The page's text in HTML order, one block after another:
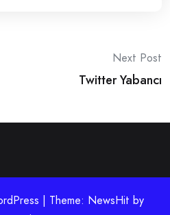
Next Post
Twitter Yabancı
| Theme: NewsHit by